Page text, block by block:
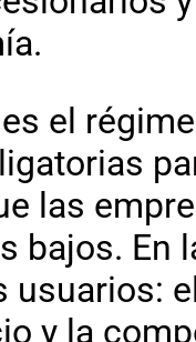
el
las
bajos. En
usuarios:
y la